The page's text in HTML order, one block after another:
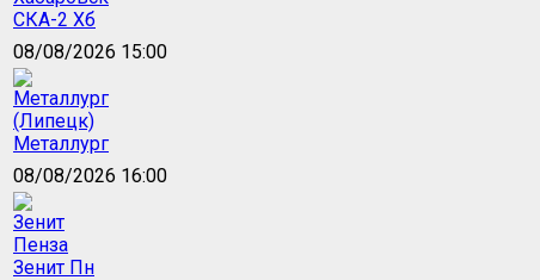
СКА-2 Хб
08/08/2026 15:00
Металлург
08/08/2026 16:00
Зенит Пн